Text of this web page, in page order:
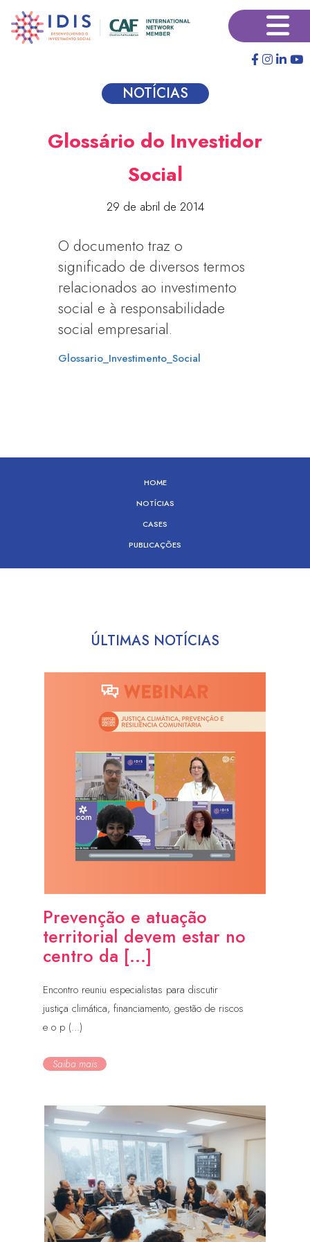
para
×
NOTÍCIAS
Glossário do Investidor
Social
29 de abril de 2014
O documento traz o
significado de diversos termos
relacionados ao investimento
social e à responsabilidade
social empresarial.
Glossario_Investimento_Social
HOME
NOTÍCIAS
CASES
PUBLICAÇÕES
ÚLTIMAS NOTÍCIAS
Prevenção e atuação
territorial devem estar no
centro da [...]
Encontro reuniu especialistas para discutir
justiça climática, financiamento, gestão de riscos
e o p (...)
Saiba mais